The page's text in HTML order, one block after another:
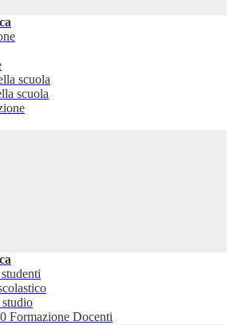
scuola
scuola
Formazione Docenti